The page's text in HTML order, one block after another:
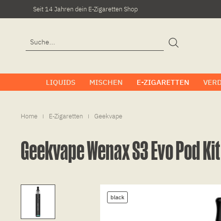
Seit 14 Jahren dein E-Zigaretten Shop
LIQUIDS MISCHEN E-ZIGARETTEN
Home | E-Zigaretten | Geekvape
Geekvape Wenax S3 Evo Pod Kit
black